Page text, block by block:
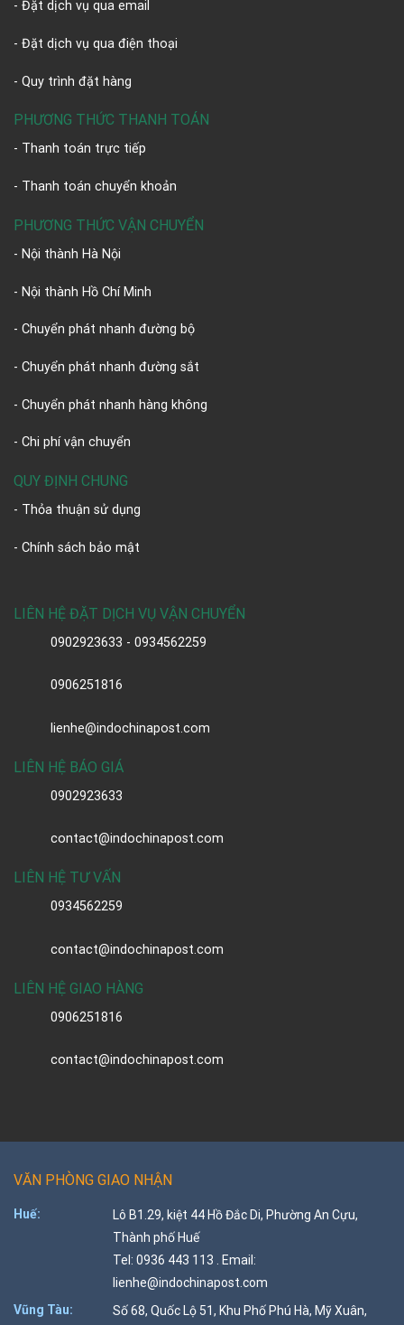
- Đặt dịch vụ qua email
- Đặt dịch vụ qua điện thoại
- Quy trình đặt hàng
PHƯƠNG THỨC THANH TOÁN
- Thanh toán trực tiếp
- Thanh toán chuyển khoản
PHƯƠNG THỨC VẬN CHUYỂN
- Nội thành Hà Nội
- Nội thành Hồ Chí Minh
- Chuyển phát nhanh đường bộ
- Chuyển phát nhanh đường sắt
- Chuyển phát nhanh hàng không
- Chi phí vận chuyển
QUY ĐỊNH CHUNG
- Thỏa thuận sử dụng
- Chính sách bảo mật
LIÊN HỆ ĐẶT DỊCH VỤ VẬN CHUYỂN
0902923633 - 0934562259
0906251816
lienhe@indochinapost.com
LIÊN HỆ BÁO GIÁ
0902923633
contact@indochinapost.com
LIÊN HỆ TƯ VẤN
0934562259
contact@indochinapost.com
LIÊN HỆ GIAO HÀNG
0906251816
contact@indochinapost.com
VĂN PHÒNG GIAO NHẬN
Huế:
Lô B1.29, kiệt 44 Hồ Đắc Di, Phường An Cựu,
Thành phố Huế
Tel: 0936 443 113 . Email:
lienhe@indochinapost.com
Vũng Tàu:
Số 68, Quốc Lộ 51, Khu Phố Phú Hà, Mỹ Xuân,